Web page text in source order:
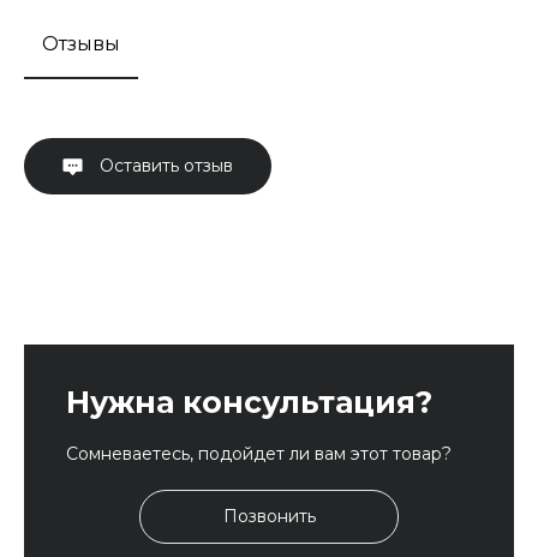
Отзывы
Оставить отзыв
Нужна консультация?
Сомневаетесь, подойдет ли вам этот товар?
Позвонить